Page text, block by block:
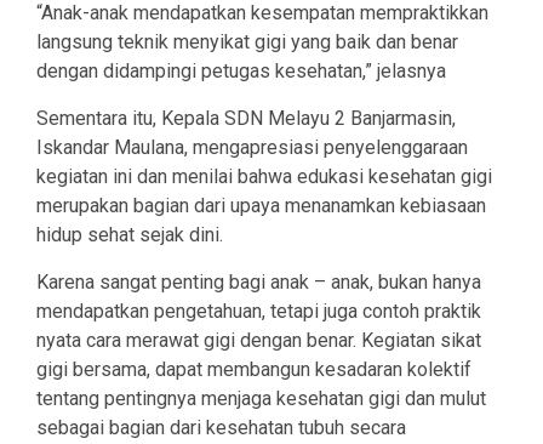
“Anak-anak mendapatkan kesempatan mempraktikkan
langsung teknik menyikat gigi yang baik dan benar
dengan didampingi petugas kesehatan,” jelasnya
Sementara itu, Kepala SDN Melayu 2 Banjarmasin,
Iskandar Maulana, mengapresiasi penyelenggaraan
kegiatan ini dan menilai bahwa edukasi kesehatan gigi
merupakan bagian dari upaya menanamkan kebiasaan
hidup sehat sejak dini.
Karena sangat penting bagi anak – anak, bukan hanya
mendapatkan pengetahuan, tetapi juga contoh praktik
nyata cara merawat gigi dengan benar. Kegiatan sikat
gigi bersama, dapat membangun kesadaran kolektif
tentang pentingnya menjaga kesehatan gigi dan mulut
sebagai bagian dari kesehatan tubuh secara